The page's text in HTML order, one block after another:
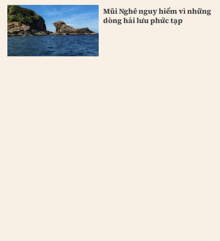
Mũi Nghê nguy hiểm vì những
dòng hải lưu phức tạp